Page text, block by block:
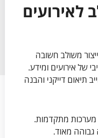
לאירועים
משולב חשובה
של אירועים ומידע.
תיאום דייקני והבנה
מערכות מתקדמות.
גבוהה מאוד.